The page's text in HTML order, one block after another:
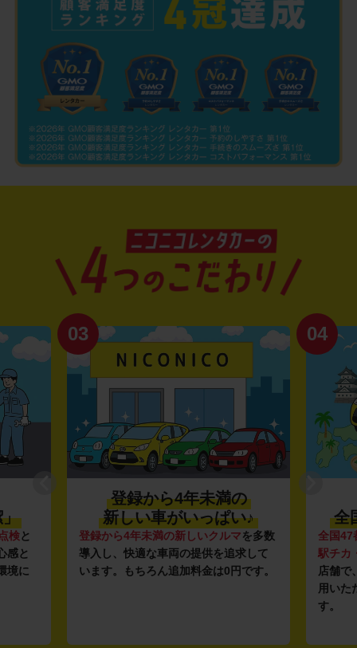
」
検と
感と
境に
03
登録から4年未満の
新しい車がいっぱい♪
登録から4年未満の新しいクルマを多数
導入し、快適な車両の提供を追求して
います。もちろん追加料金は0円です。
04
全
全国47
駅チカ
店舗で
用いた
す。